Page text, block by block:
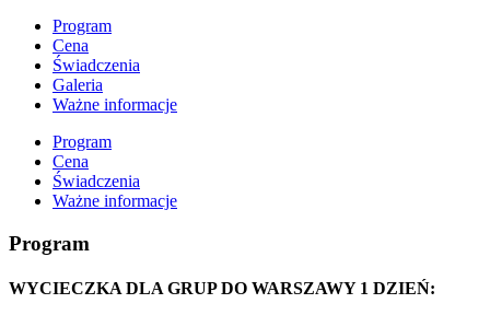
Program
Cena
Świadczenia
Galeria
Ważne informacje
Program
Cena
Świadczenia
Ważne informacje
Program
WYCIECZKA DLA GRUP DO WARSZAWY 1 DZIEŃ: